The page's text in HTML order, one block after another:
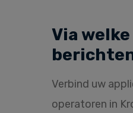
Via
Verbind uw
operatoren in